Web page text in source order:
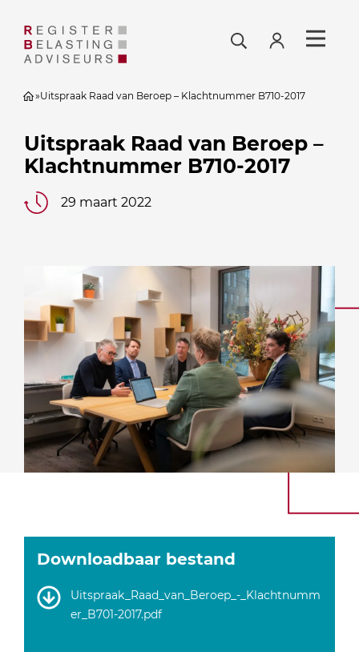
»Uitspraak Raad van Beroep – Klachtnummer B710-2017
Uitspraak Raad van Beroep –
Klachtnummer B710-2017
29 maart 2022
Downloadbaar bestand
Uitspraak_Raad_van_Beroep_-_Klachtnumm
er_B701-2017.pdf